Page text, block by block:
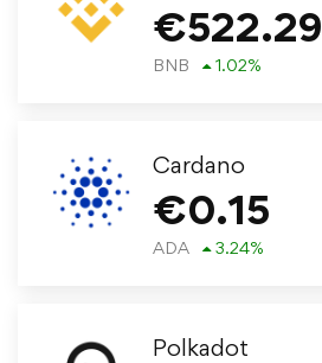
€522.29
BNB 1.02%
Cardano
€0.15
ADA 3.24%
Polkadot